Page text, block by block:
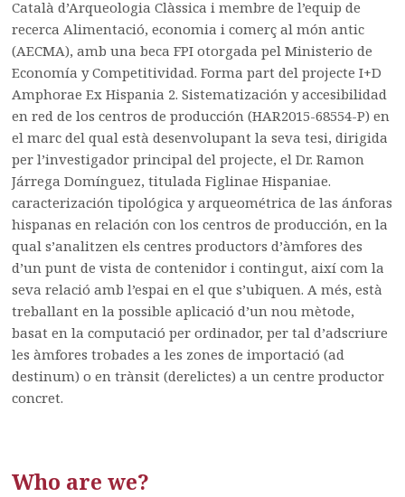
Català d’Arqueologia Clàssica i membre de l’equip de
recerca Alimentació, economia i comerç al món antic
(AECMA), amb una beca FPI otorgada pel Ministerio de
Economía y Competitividad. Forma part del projecte I+D
Amphorae Ex Hispania 2. Sistematización y accesibilidad
en red de los centros de producción (HAR2015-68554-P) en
el marc del qual està desenvolupant la seva tesi, dirigida
per l’investigador principal del projecte, el Dr. Ramon
Járrega Domínguez, titulada Figlinae Hispaniae.
caracterización tipológica y arqueométrica de las ánforas
hispanas en relación con los centros de producción, en la
qual s’analitzen els centres productors d’àmfores des
d’un punt de vista de contenidor i contingut, així com la
seva relació amb l’espai en el que s’ubiquen. A més, està
treballant en la possible aplicació d’un nou mètode,
basat en la computació per ordinador, per tal d’adscriure
les àmfores trobades a les zones de importació (ad
destinum) o en trànsit (derelictes) a un centre productor
concret.
Who are we?